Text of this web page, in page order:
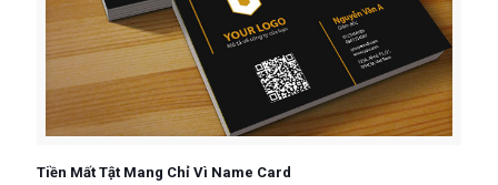
Tiền Mất Tật Mang Chỉ Vì Name Card